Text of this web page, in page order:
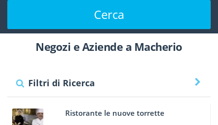
Cerca
Negozi e Aziende a Macherio
Filtri di Ricerca
Ristorante le nuove torrette